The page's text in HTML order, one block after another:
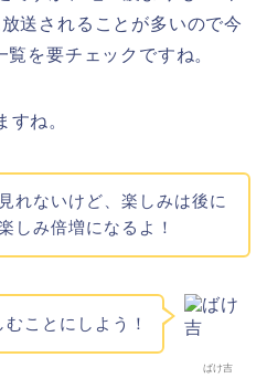
送されることが多いので今
を要チェックですね。
すね。
れないけど、楽しみは後に
しみ倍増になるよ！
ばけ吉
ことにしよう！